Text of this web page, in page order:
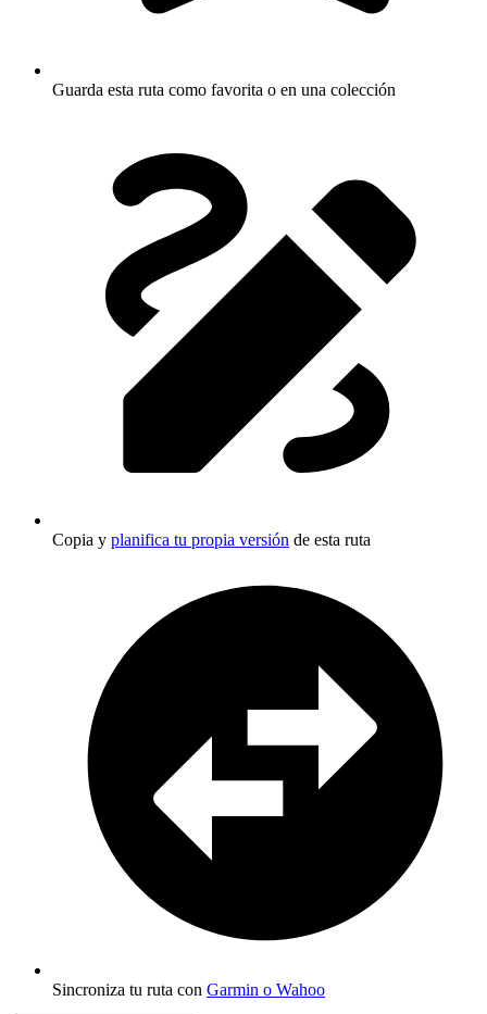
Guarda esta ruta como favorita o en una colección
Copia y planifica tu propia versión de esta ruta
Sincroniza tu ruta con Garmin o Wahoo